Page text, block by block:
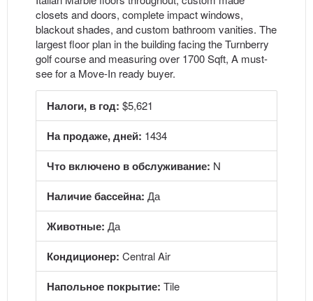
closets and doors, complete impact windows,
blackout shades, and custom bathroom vanities. The
largest floor plan in the building facing the Turnberry
golf course and measuring over 1700 Sqft, A must-
see for a Move-In ready buyer.
Налоги, в год: $5,621
На продаже, дней: 1434
Что включено в обслуживание: N
Наличие бассейна: Да
Животные: Да
Кондиционер: Central Air
Напольное покрытие: Tile